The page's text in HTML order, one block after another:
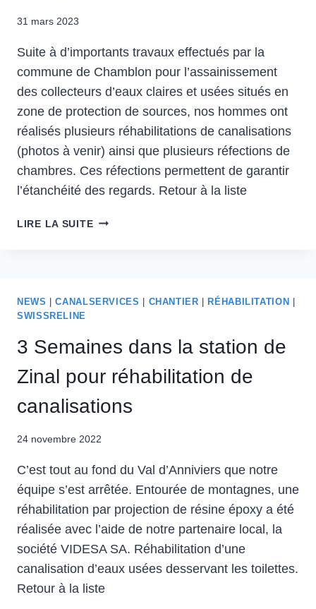
31 mars 2023
Suite à d’importants travaux effectués par la
commune de Chamblon pour l’assainissement
des collecteurs d’eaux claires et usées situés en
zone de protection de sources, nos hommes ont
réalisés plusieurs réhabilitations de canalisations
(photos à venir) ainsi que plusieurs réfections de
chambres. Ces réfections permettent de garantir
l’étanchéité des regards. Retour à la liste
LIRE LA SUITE
NEWS |CANALSERVICES CHANTIER RÉHABILITATION
SWISSRELINE
3 Semaines dans la station de
Zinal pour réhabilitation de
canalisations
24 novembre 2022
C’est tout au fond du Val d’Anniviers que notre
équipe s’est arrêtée. Entourée de montagnes, une
réhabilitation par projection de résine époxy a été
réalisée avec l’aide de notre partenaire local, la
société VIDESA SA. Réhabilitation d’une
canalisation d’eaux usées desservant les toilettes.
Retour à la liste